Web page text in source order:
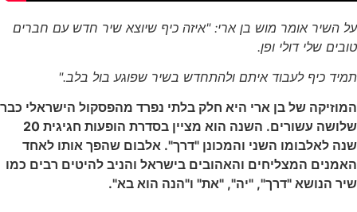
על השיר אומר מוש בן ארי: "איזה כיף שיוצא שיר חדש עם חברים
טובים שלי דולי ופן.
תמיד כיף לעבוד איתם ולהתחדש בשיר שפוגע בול בלב."
המוזיקה של בן ארי היא חלק בלתי נפרד מהפסקול הישראלי כבר
שלושה עשורים. השנה הוא מציין בסדרת הופעות חגיגית 20
שנה לאלבומו השני והמכונן "דרך". אלבום שהפך אותו לאחד
האמנים המצליחים והאהובים בישראל והניב להיטים רבים כמו
שיר הנושא "דרך", "יה", "את" ו"הנה הוא בא".